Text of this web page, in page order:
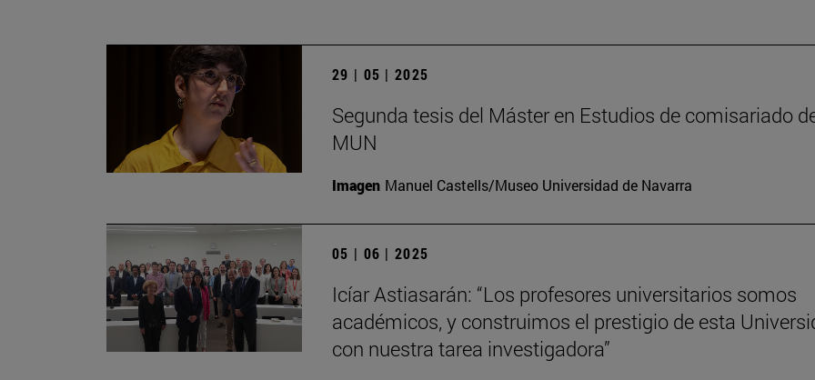
29 | 05 | 2025
Segunda tesis del Máster en Estudios de comisariado
MUN
Imagen Manuel Castells/Museo Universidad de Navarra
05 | 06 | 2025
Icíar Astiasarán: “Los profesores universitarios somos
académicos, y construimos el prestigio de esta
con nuestra tarea investigadora”